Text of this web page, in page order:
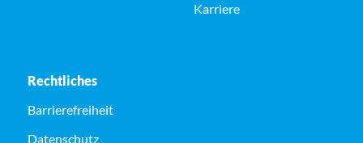
Karriere
Rechtliches
Barrierefreiheit
Datenschutz